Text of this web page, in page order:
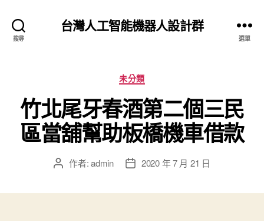
搜尋
台灣人工智能機器人設計群
選單
分
類
未分類
竹北尾牙春酒第二個三民
區當舖幫助板橋機車借款
文 作者:admin
文 2020 年 7 月 21 日